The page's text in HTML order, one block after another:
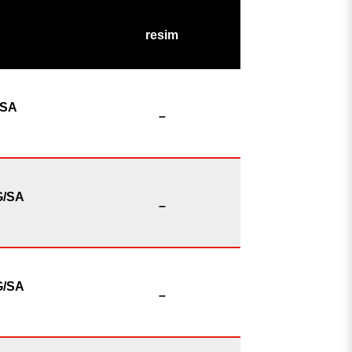
resim
–
SA
–
SA
–